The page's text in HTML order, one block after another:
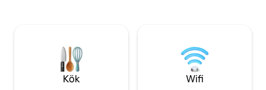
rekommenderar också en promenad i
Nakajima Park. * Det finns också många
närbutiker. * Det finns också
köksutrustning, så det kan användas för
gäster
försäkring +
till lägenheten. Fordonet är Subaru,
Kök Wifi